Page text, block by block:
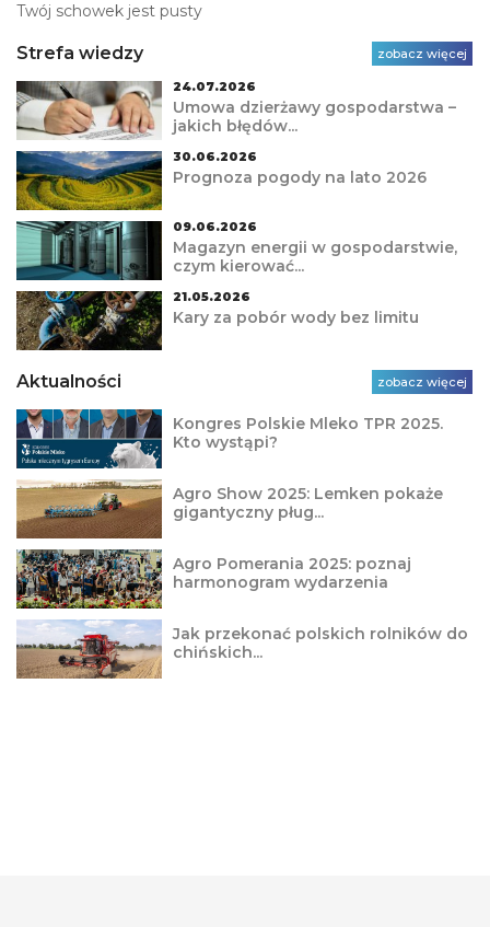
Twój schowek jest pusty
Strefa wiedzy zobacz więcej
24.07.2026
Umowa dzierżawy gospodarstwa –
jakich błędów...
30.06.2026
Prognoza pogody na lato 2026
09.06.2026
Magazyn energii w gospodarstwie,
czym kierować...
21.05.2026
Kary za pobór wody bez limitu
Aktualności zobacz więcej
Kongres Polskie Mleko TPR 2025.
Kto wystąpi?
Agro Show 2025: Lemken pokaże
gigantyczny pług...
Agro Pomerania 2025: poznaj
harmonogram wydarzenia
Jak przekonać polskich rolników do
chińskich...